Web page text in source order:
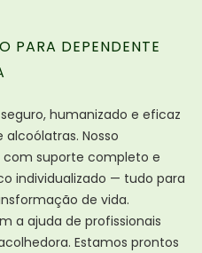
PARA DEPENDENTE
humanizado e eficaz
Nosso
suporte completo e
individualizado — tudo para
de vida.
a ajuda de profissionais
Estamos prontos